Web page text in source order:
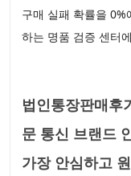
구매 실패 확률을
하는 명품 검증 센터
법인통장판매후
문 통신 브랜드
가장 안심하고